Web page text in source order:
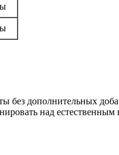
без дополнительных
над естественным